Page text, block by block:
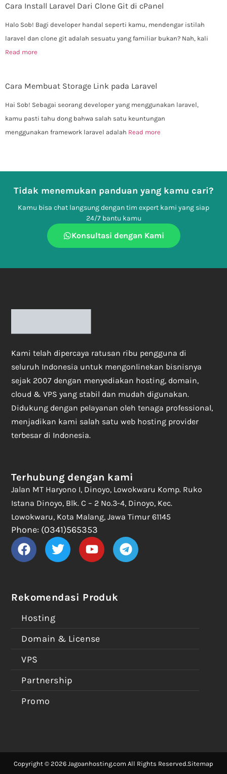
Cara Install Laravel Dari Clone Git di cPanel
Halo Sob! Bagi developer handal seperti kamu, mendengar istilah
laravel dan clone git adalah sesuatu yang familiar bukan? Nah, kali
Read more
Cara Membuat Storage Link pada Laravel
Hai Sob! Sebagai seorang developer yang menggunakan laravel,
kamu pasti tahu dong bahwa salah satu keuntungan
menggunakan framework laravel adalah Read more
Tidak menemukan panduan yang kamu cari?
Kamu bisa chat langsung dengan tim expert kami yang siap
24/7 bantu kamu
Konsultasi dengan Kami
Kami telah dipercaya ratusan ribu pengguna di
seluruh Indonesia untuk mengonlinekan bisnisnya
sejak 2007 dengan menyediakan hosting, domain,
cloud & VPS yang stabil dan mudah digunakan.
Didukung dengan pelayanan oleh tenaga professional,
menjadikan kami salah satu web hosting provider
terbesar di Indonesia.
Rekomendasi Produk
Hosting
Domain & License
VPS
Partnership
Promo
Terhubung dengan kami
Jalan MT Haryono I, Dinoyo, Lowokwaru Komp. Ruko
Istana Dinoyo, Blk. C – 2 No.3-4, Dinoyo, Kec.
Lowokwaru, Kota Malang, Jawa Timur 61145
Phone: (0341)565353
Copyright © 2026 Jagoanhosting.com All Rights Reserved.Sitemap